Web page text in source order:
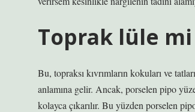
Toprak lüle
Bu, topraksı kıvrımların kokuları ve
anlamına gelir. Ancak, porselen pipo
kolayca çıkarılır. Bu yüzden porselen